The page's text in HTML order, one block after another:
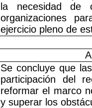
la necesidad de
organizaciones
ejercicio pleno de
Se concluye que
participación del
reformar el marco
y superar los